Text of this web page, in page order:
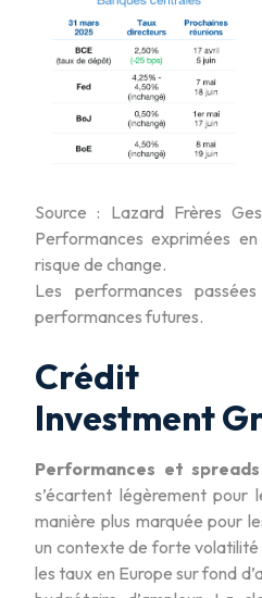
Source : Lazard Frères
Performances exprimées
risque de change.
Les performances
performances futures.
Crédit
Investment
Performances et
s’écartent légèrement pour
manière plus marquée pour
un contexte de forte volatilité
les taux en Europe sur fond